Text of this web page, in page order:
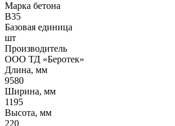
Марка бетона
B35
Базовая единица
шт
Производитель
ООО ТД «Беротек»
Длина, мм
9580
Ширина, мм
1195
Высота, мм
220